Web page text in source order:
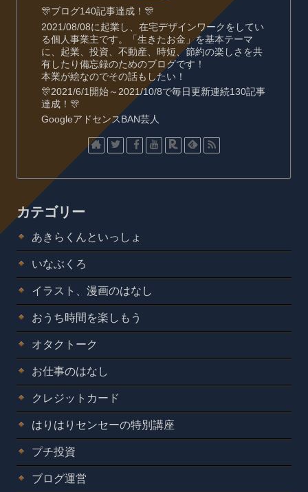
🎊ブログ140記事達成！🎊
2021/08/08に起業し、在宅デザインワークをしてい
る個人事業主です。「生きたお金」を基本テーマ
に、起業、投資、不動産、時短、節約の楽しさを共
有したり備忘録のためのブログです！
本業が絵なのでその話もしたい！
🎊2021/6/1開始～2021/10/8で毎日更新連続130記事
達成！🎊
GoogleアドセンスBAN芸人
カテゴリー
あきらくんといっしょ
いなぶくろ
イラスト、漫画のはなし
おうち時間を楽しもう
オタクトーク
お仕事のはなし
クレジットカード
はりはりセンセーの特別講座
プチ投資
ブログ運営